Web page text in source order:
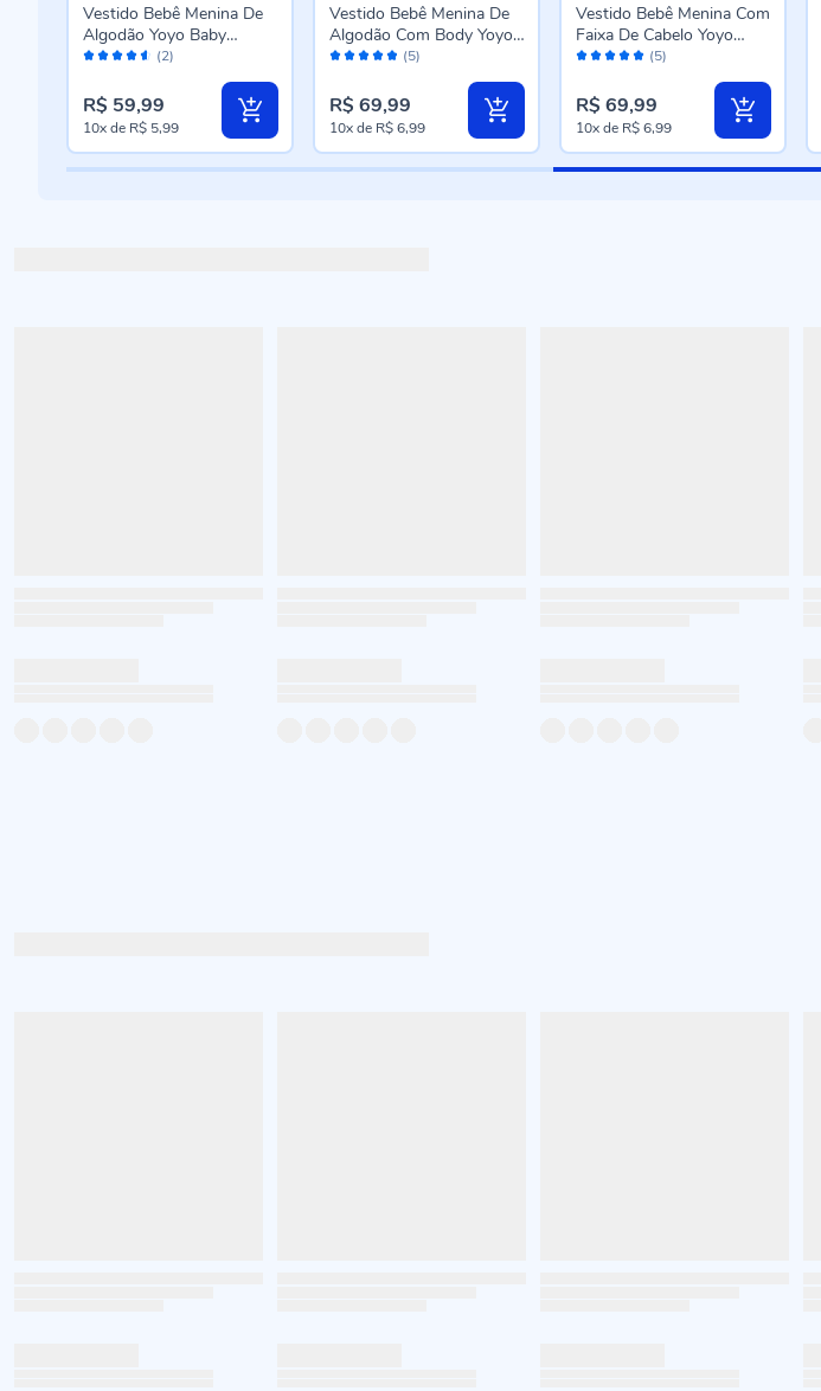
Avaliação: (2)
Vestido Bebê Menina De
Algodão Yoyo Baby
Lavanda
R$ 59,99
10xde R$ 5,99
Avaliação: (5)
Vestido Bebê Menina De
Algodão Com Body Yoyo
Baby Rosa
R$ 69,99
10xde R$ 6,99
Avaliação: (5)
Vestido Bebê Menina Com
Faixa De Cabelo Yoyo
Baby Rosa Mousse
R$ 69,99
10xde R$ 6,99